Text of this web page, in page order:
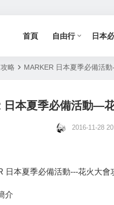
首頁 自由行 日本
略 MARKER 日本夏季必備活
日本夏季必備活動—
2016-11-28
日本夏季必備活動---花火大
介